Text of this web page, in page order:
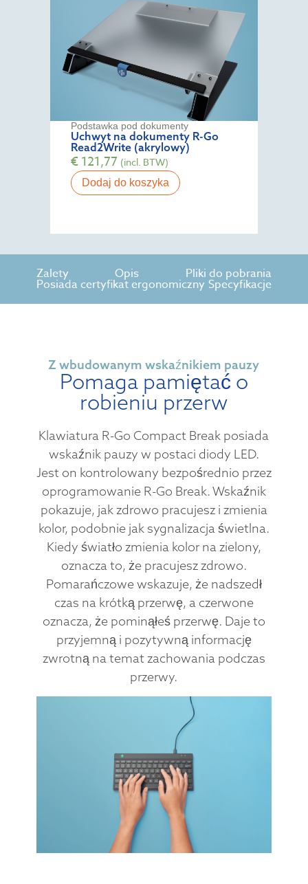
Podstawka pod dokumenty
Uchwyt na dokumenty R-Go
Read2Write (akrylowy)
€121,77 (incl. BTW)
Dodaj do koszyka
Zalety Opis Pliki do pobrania
Posiada certyfikat ergonomiczny Specyfikacje
Z wbudowanym wskaźnikiem pauzy
Pomaga pamiętać o
robieniu przerw
Klawiatura R-Go Compact Break posiada
wskaźnik pauzy w postaci diody LED.
Jest on kontrolowany bezpośrednio przez
oprogramowanie R-Go Break. Wskaźnik
pokazuje, jak zdrowo pracujesz i zmienia
kolor, podobnie jak sygnalizacja świetlna.
Kiedy światło zmienia kolor na zielony,
oznacza to, że pracujesz zdrowo.
Pomarańczowe wskazuje, że nadszedł
czas na krótką przerwę, a czerwone
oznacza, że pominąłeś przerwę. Daje to
przyjemną i pozytywną informację
zwrotną na temat zachowania podczas
przerwy.